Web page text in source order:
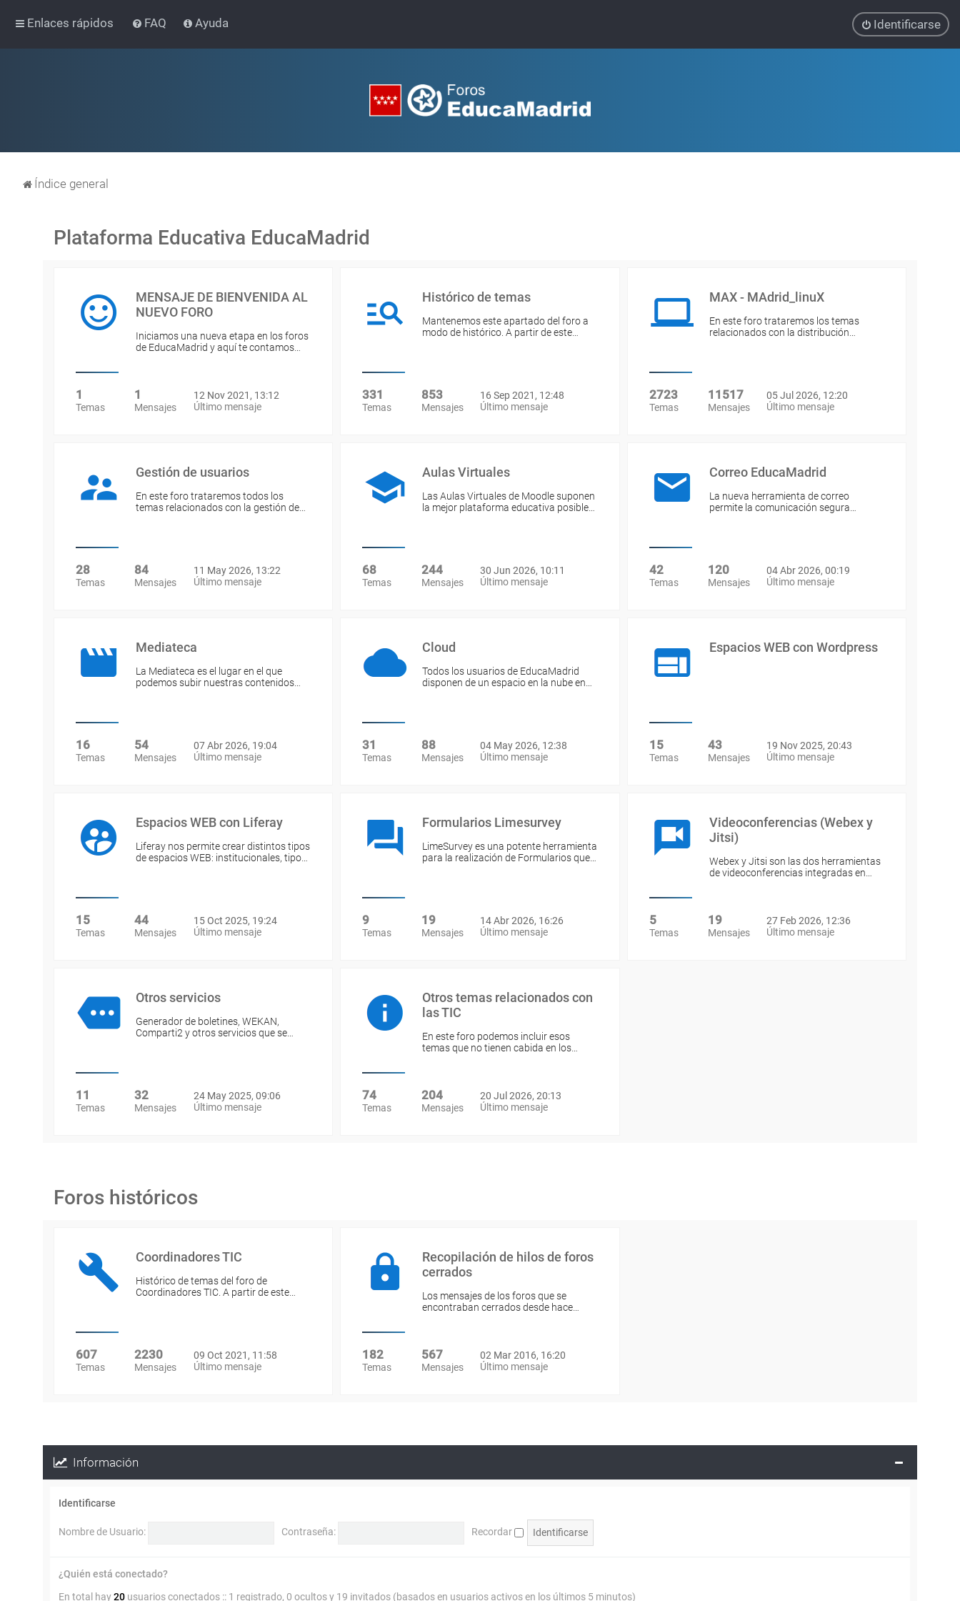
Enlaces rápidos FAQ Ayuda Identificarse
Índice general
Plataforma Educativa EducaMadrid
MENSAJE DE BIENVENIDA AL
NUEVO FORO
Iniciamos una nueva etapa en los foros
de EducaMadrid y aquí te contamos…
1
Temas
1
Mensajes
12 Nov 2021, 13:12
Último mensaje
Histórico de temas
Mantenemos este apartado del foro a
modo de histórico. A partir de este…
331
Temas
853
Mensajes
16 Sep 2021, 12:48
Último mensaje
MAX - MAdrid_linuX
En este foro trataremos los temas
relacionados con la distribución…
2723
Temas
11517
Mensajes
05 Jul 2026, 12:20
Último mensaje
Gestión de usuarios
En este foro trataremos todos los
temas relacionados con la gestión de…
28
Temas
84
Mensajes
11 May 2026, 13:22
Último mensaje
Aulas Virtuales
Las Aulas Virtuales de Moodle suponen
la mejor plataforma educativa posible…
68
Temas
244
Mensajes
30 Jun 2026, 10:11
Último mensaje
Correo EducaMadrid
La nueva herramienta de correo
permite la comunicación segura…
42
Temas
120
Mensajes
04 Abr 2026, 00:19
Último mensaje
Mediateca
La Mediateca es el lugar en el que
podemos subir nuestras contenidos…
16
Temas
54
Mensajes
07 Abr 2026, 19:04
Último mensaje
Cloud
Todos los usuarios de EducaMadrid
disponen de un espacio en la nube en…
31
Temas
88
Mensajes
04 May 2026, 12:38
Último mensaje
Espacios WEB con Wordpress
15
Temas
43
Mensajes
19 Nov 2025, 20:43
Último mensaje
Espacios WEB con Liferay
Liferay nos permite crear distintos tipos
de espacios WEB: institucionales, tipo…
15
Temas
44
Mensajes
15 Oct 2025, 19:24
Último mensaje
Formularios Limesurvey
LimeSurvey es una potente herramienta
para la realización de Formularios que…
9
Temas
19
Mensajes
14 Abr 2026, 16:26
Último mensaje
Videoconferencias (Webex y
Jitsi)
Webex y Jitsi son las dos herramientas
de videoconferencias integradas en…
5
Temas
19
Mensajes
27 Feb 2026, 12:36
Último mensaje
Otros servicios
Generador de boletines, WEKAN,
Comparti2 y otros servicios que se…
11
Temas
32
Mensajes
24 May 2025, 09:06
Último mensaje
Otros temas relacionados con
las TIC
En este foro podemos incluir esos
temas que no tienen cabida en los…
74
Temas
204
Mensajes
20 Jul 2026, 20:13
Último mensaje
Foros históricos
Coordinadores TIC
Histórico de temas del foro de
Coordinadores TIC. A partir de este…
607
Temas
2230
Mensajes
09 Oct 2021, 11:58
Último mensaje
Recopilación de hilos de foros
cerrados
Los mensajes de los foros que se
encontraban cerrados desde hace…
182
Temas
567
Mensajes
02 Mar 2016, 16:20
Último mensaje
Información
Identificarse
Nombre de Usuario: Contraseña: Recordar
¿Quién está conectado?
En total hay20 usuarios conectados :: 1 registrado, 0 ocultos y 19 invitados (basados en usuarios activos en los últimos 5 minutos)